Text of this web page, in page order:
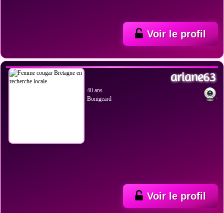
Voir le profil
ariane63
40 ans
Bonigeard
Voir le profil